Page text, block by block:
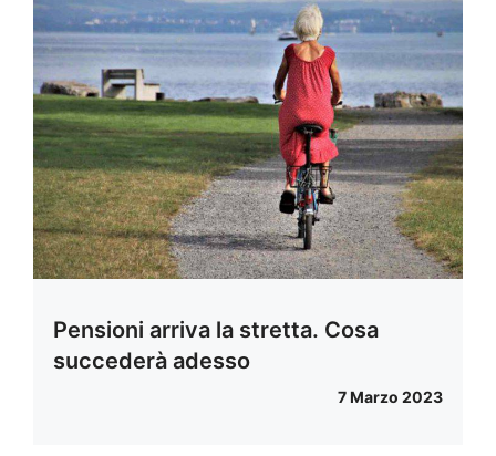
Pensioni arriva la stretta. Cosa
succederà adesso
7 Marzo 2023